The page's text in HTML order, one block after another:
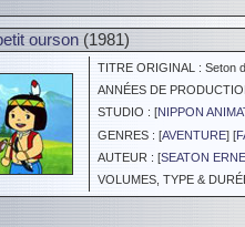
ourson (1981)
TITRE ORIGINAL : Seton
ANNÉES DE
STUDIO : [NIPPON
GENRES : [AVENTURE] [
AUTEUR : [SEATON
VOLUMES, TYPE &